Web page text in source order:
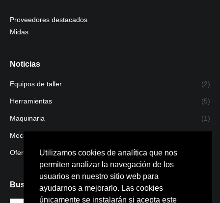
Utilizamos cookies de analítica que nos
permiten analizar la navegación de los
usuarios en nuestro sitio web para
ayudarnos a mejorarlo. Las cookies
únicamente se instalarán si acepta este
Proveedores destacados
Midas
Noticias
Equipos de taller (2)
Herramientas (5)
Maquinaria (1)
Mecanizado
Ofertas
Buscar